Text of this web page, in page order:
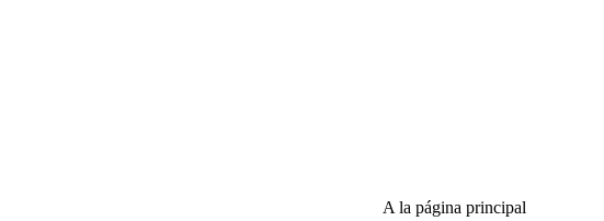
A la página principal